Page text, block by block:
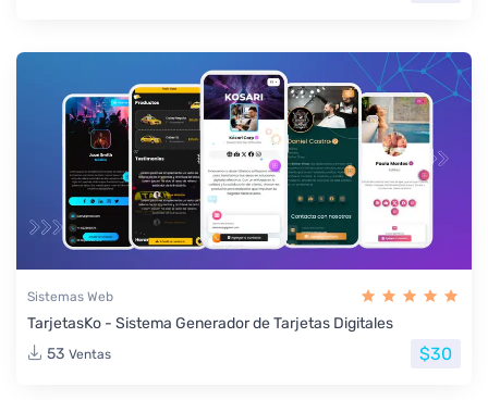
Sistemas Web
TarjetasKo - Sistema Generador de Tarjetas Digitales
53 Ventas $30